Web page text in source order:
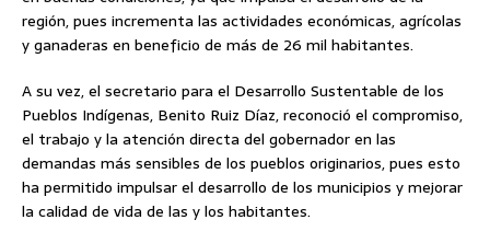
región, pues incrementa las actividades económicas, agrícolas
y ganaderas en beneficio de más de 26 mil habitantes.
A su vez, el secretario para el Desarrollo Sustentable de los
Pueblos Indígenas, Benito Ruiz Díaz, reconoció el compromiso,
el trabajo y la atención directa del gobernador en las
demandas más sensibles de los pueblos originarios, pues esto
ha permitido impulsar el desarrollo de los municipios y mejorar
la calidad de vida de las y los habitantes.